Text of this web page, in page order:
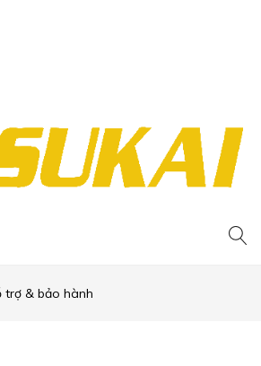
trợ & bảo hành